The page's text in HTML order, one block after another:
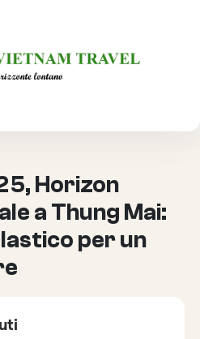
Horizon
a Thung Mai:
per un